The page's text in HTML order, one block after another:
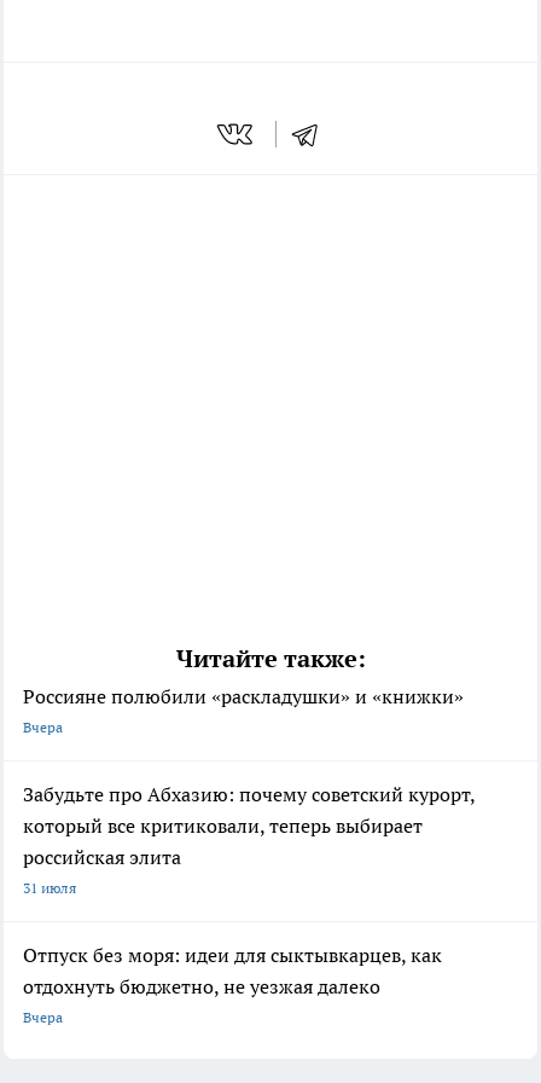
Читайте также:
Россияне полюбили «раскладушки» и «книжки»
Вчера
Забудьте про Абхазию: почему советский курорт,
который все критиковали, теперь выбирает
российская элита
31 июля
Отпуск без моря: идеи для сыктывкарцев, как
отдохнуть бюджетно, не уезжая далеко
Вчера